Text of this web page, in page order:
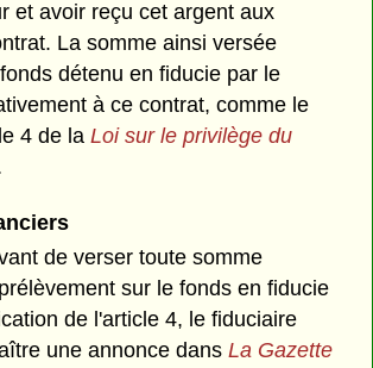
et avoir reçu cet argent aux
La somme ainsi versée
détenu en fiducie par le
à ce contrat, comme le
4 de laLoi sur le privilège du
de verser toute somme
sur le fonds en fiducie
de l'article 4, le fiduciaire
une annonce dansLa Gazette